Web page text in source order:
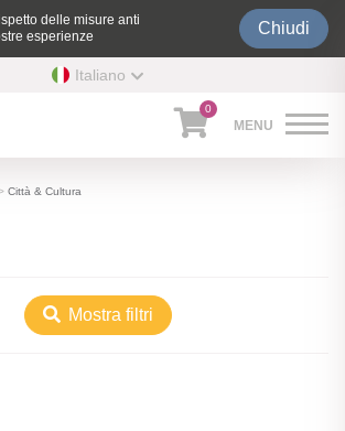
delle misure anti
esperienze
Chiudi
Italiano
0
Città & Cultura
Mostra filtri